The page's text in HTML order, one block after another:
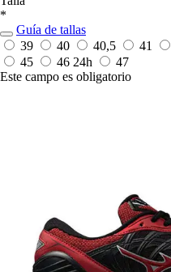
*
Guía de tallas
39
40 40,5 41
45
46 24h
47
Este campo es obligatorio